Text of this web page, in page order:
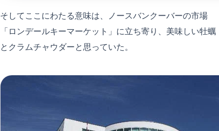
そしてここにわたる意味は、ノースバンクーバーの市場
「ロンデールキーマーケット」に立ち寄り、美味しい牡蠣
とクラムチャウダーと思っていた。